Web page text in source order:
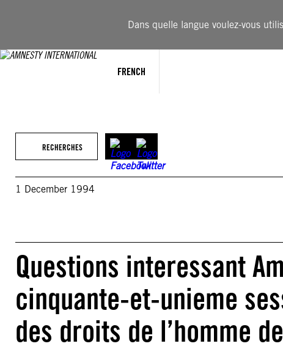
Dans quelle langue voulez-vous
FRENCH
RECHERCHES
1 December 1994
Questions interessant
cinquante-et-unieme
des droits de l’homme